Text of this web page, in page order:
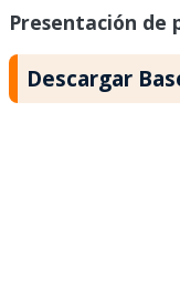
Presentación de
Descargar